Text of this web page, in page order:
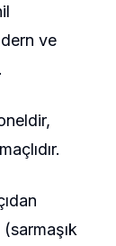
ve